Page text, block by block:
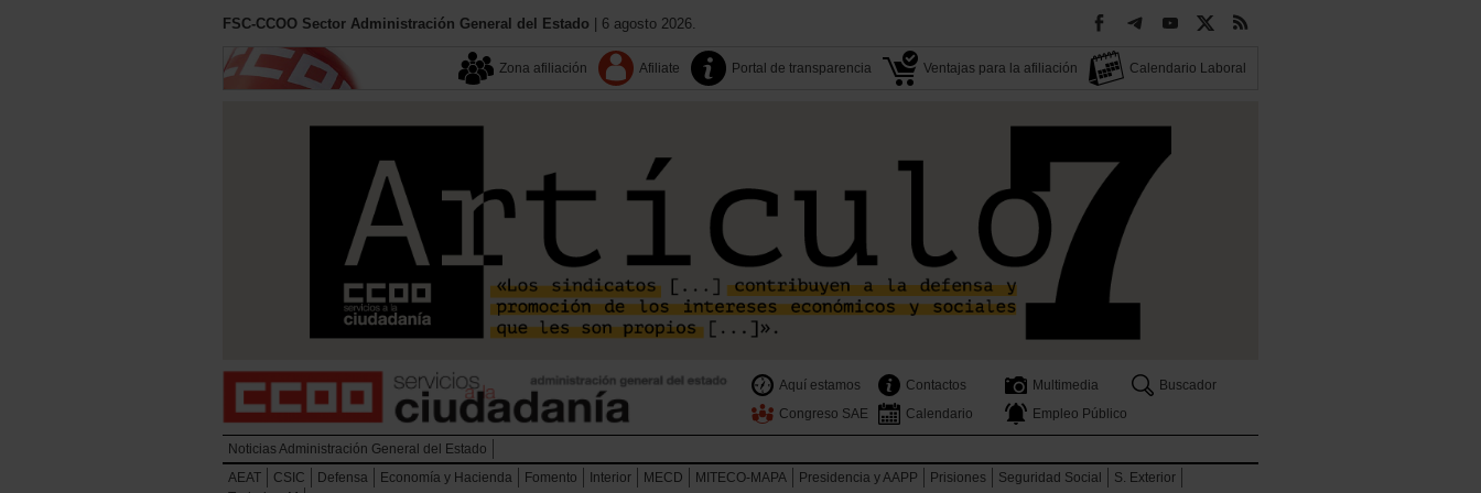
FSC-CCOO Sector Administración General del Estado | 6 agosto 2026.
Zona afiliación Afiliate Portal de transparencia Ventajas para la afiliación Calendario Laboral
Aquí estamos Contactos Multimedia
Buscador
Congreso SAE
Calendario Empleo Público
Noticias Administración General del Estado
AEAT
CSIC Defensa Economía y Hacienda Fomento Interior MECD MITECO-MAPA Presidencia y AAPP Prisiones Seguridad Social
S. Exterior